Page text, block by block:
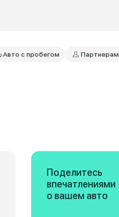
Авто с пробегом Партнерам
Поделитесь
впечатлениями
о вашем авто